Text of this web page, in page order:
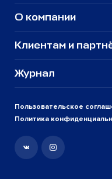
Пользовательское
Политика
О компании
Клиентам и
Журнал